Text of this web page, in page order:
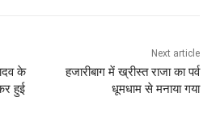
के
हुई
Next article
हजारीबाग में ख्रीस्त राजा का पर्व
धूमधाम से मनाया गया